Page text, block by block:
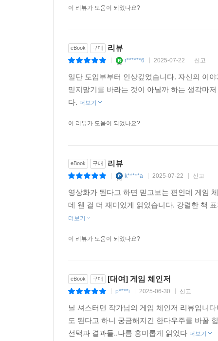
이 리뷰가 도움이 되었나요?
eBook 구매 리뷰
r******6 2025-07-22 신고
일단 도입부부터 인상깊었습니다. 자신의 이
믿지말기를 바라는 것이 아닐까 하는 생각마
다. 더보기
이 리뷰가 도움이 되었나요?
eBook 구매 리뷰
k*****a 2025-07-22 신고
영상화가 된다고 하면 믿고보는 편인데 게임
데 웬 걸 더 재미있게 읽었습니다. 강렬한 책
더보기
이 리뷰가 도움이 되었나요?
eBook 구매 [대여] 게임 체인저
p****i 2025-06-30 신고
닐 셔스터먼 작가님의 게임 체인저 리뷰입니
도 된다고 하니 궁금해지긴 한다우주를 바꿀
선택과 결과들..나름 흥미롭게 읽었다 더보기